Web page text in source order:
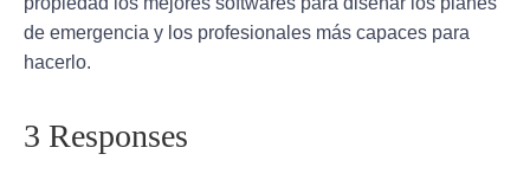
de emergencia y los profesionales más capaces para
hacerlo.
3 Responses